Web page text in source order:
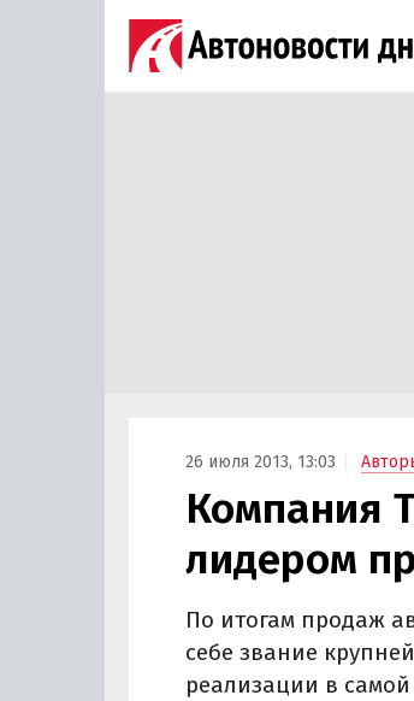
26 июля 2013, 13:03
Компания
лидером
По итогам продаж
себе звание
реализации в